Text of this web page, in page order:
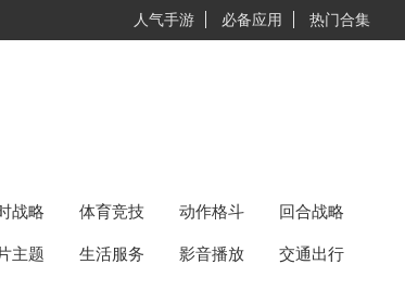
人气手游 必备应用 热门合集
战略 体育竞技 动作格斗 回合战略
主题 生活服务 影音播放 交通出行